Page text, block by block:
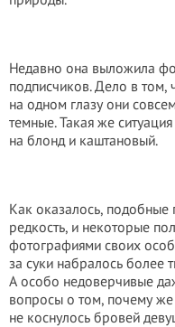
Недавно она выложила
подписчиков. Дело в
на одном глазу они
темные. Такая же
на блонд и каштановый.
Как оказалось, подобные
редкость, и некоторые
фотографиями своих
за суки набралось более
А особо недоверчивые
вопросы о том, почему же
не коснулось бровей